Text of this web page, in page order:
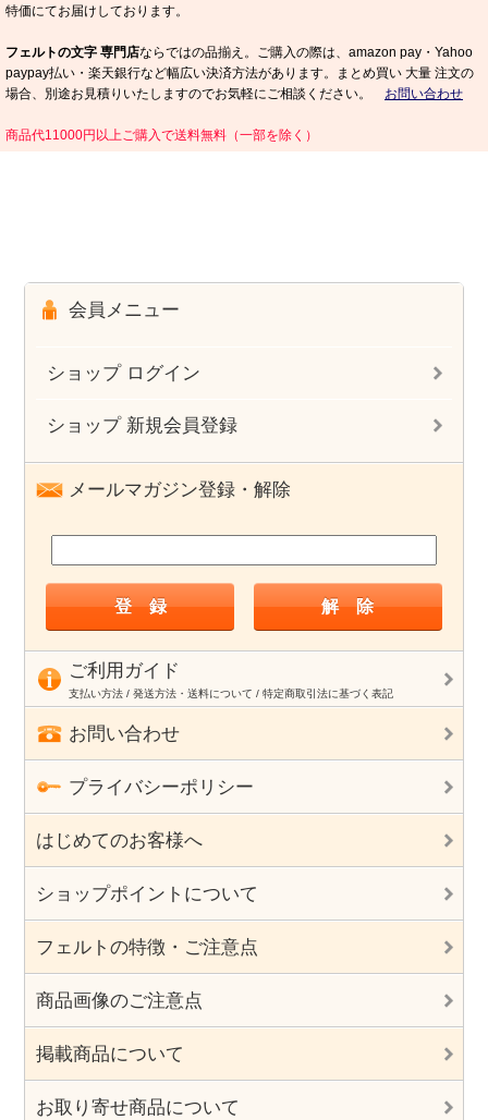
特価にてお届けしております。
フェルトの文字 専門店ならではの品揃え。ご購入の際は、amazon pay・Yahoo
paypay払い・楽天銀行など幅広い決済方法があります。まとめ買い 大量 注文の
場合、別途お見積りいたしますのでお気軽にご相談ください。 お問い合わせ
商品代11000円以上ご購入で送料無料（一部を除く）
会員メニュー
ショップ ログイン
ショップ 新規会員登録
メールマガジン登録・解除
ご利用ガイド
支払い方法 / 発送方法・送料について / 特定商取引法に基づく表記
お問い合わせ
プライバシーポリシー
はじめてのお客様へ
ショップポイントについて
フェルトの特徴・ご注意点
商品画像のご注意点
掲載商品について
お取り寄せ商品について